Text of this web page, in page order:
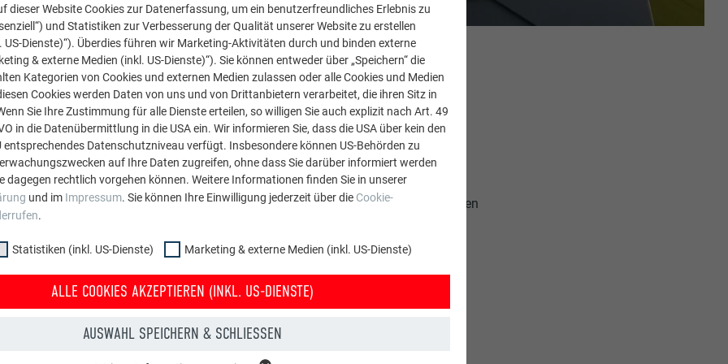
z. B. alkalische
Konstruktion
Funktion
Wasser aufnehmen oder speichern, keinen Schlagregen durchlassen und müssen
unter dem Metalldach standhalten. In Abhängigkeit der Funktion, die eine
soll, ist eingeeignetes Produkt in Abstimmung mit den Herstellern der
stärkerer, schwerer Bitumentrennlagen.
dieser Website Cookies zur Datenerfassung, um ein benutzerfreundliches Erlebnis zu
und Statistiken zur Verbesserung der Qualität unserer Website zu erstellen
US-Dienste)“). Überdies führen wir Marketing-Aktivitäten durch und binden externe
& externe Medien (inkl. US-Dienste)“). Sie können entweder über „Speichern“ die
Kategorien von Cookies und externen Medien zulassen oder alle Cookies und Medien
Cookies werden Daten von uns und von Drittanbietern verarbeitet, die ihren Sitz in
Sie Ihre Zustimmung für alle Dienste erteilen, so willigen Sie auch explizit nach Art. 49
in die Datenübermittlung in die USA ein. Wir informieren Sie, dass die USA über kein den
entsprechendes Datenschutzniveau verfügt. Insbesondere können US-Behörden zu
auf Ihre Daten zugreifen, ohne dass Sie darüber informiert werden
dagegen rechtlich vorgehen können. Weitere Informationen finden Sie in unserer
und im Impressum. Sie können Ihre Einwilligung jederzeit über die Cookie-
.
Statistiken (inkl. US-Dienste) Marketing & externe Medien (inkl. US-Dienste)
ALLE COOKIES AKZEPTIEREN (INKL. US-DIENSTE)
AUSWAHL SPEICHERN & SCHLIESSEN